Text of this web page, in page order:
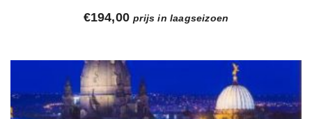
€194,00 prijs in laagseizoen